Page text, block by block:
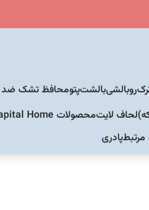
روبالشیبالشتپتومحافظ تشک ضد
لحاف لایتمحصولات Capital Home ترک
پادری